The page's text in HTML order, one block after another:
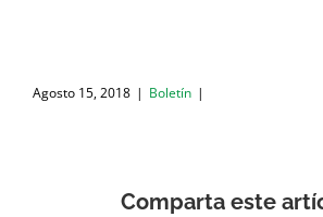
Agosto 15, 2018 | Boletín |
Comparta este